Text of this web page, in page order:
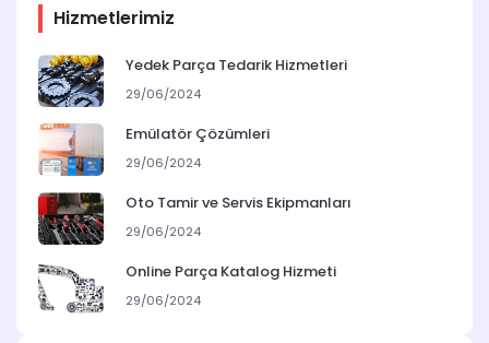
Hizmetlerimiz
Yedek Parça Tedarik Hizmetleri
29/06/2024
Emülatör Çözümleri
29/06/2024
Oto Tamir ve Servis Ekipmanları
29/06/2024
Online Parça Katalog Hizmeti
29/06/2024